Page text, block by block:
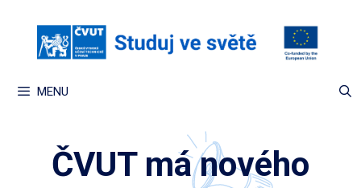
MENU
ČVUT má nového